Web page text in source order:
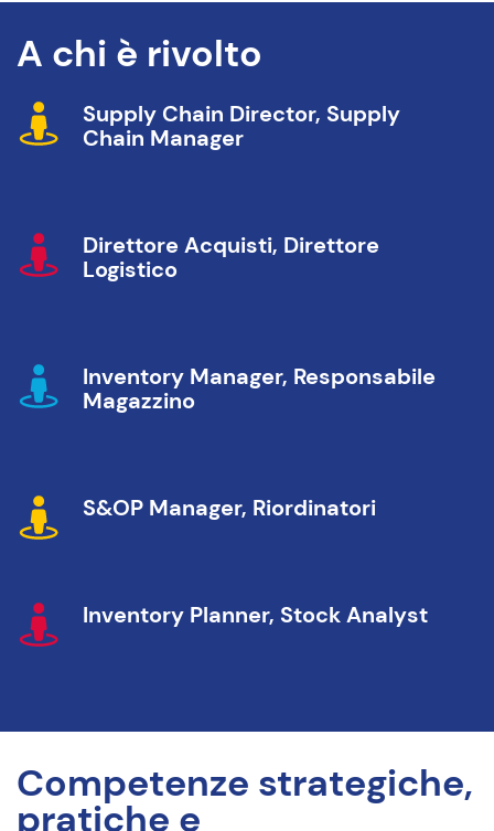
A chi è rivolto
Supply Chain Director, Supply
Chain Manager
Direttore Acquisti, Direttore
Logistico
Inventory Manager, Responsabile
Magazzino
S&OP Manager, Riordinatori
Inventory Planner, Stock Analyst
Competenze strategiche,
pratiche e